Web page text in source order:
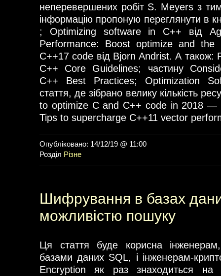
неперевершених робіт S. Meyers з
інформацію пропоную переглянути в
; Optimizing software in C++ від
Performance: Boost optimize and the
C++17 code від Bjorn Andrist. А також:
C++ Core Guidelines; частину
C++ Best Practices; Optimization
стаття, де зібрано велику кількість
to optimize C and C++ code in 2018 —
Tips to supercharge C++11 vector
Опубліковано: 14/12/19 @ 11:00
Розділ Різне
Шифрування в базах
можливістю пошуку
Ця стаття буде корисна
базами даних SQL, і інженерам-
Encryption як раз знаходиться на